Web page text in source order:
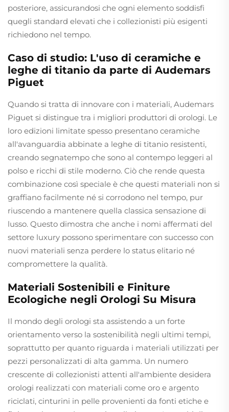
posteriore, assicurandosi che ogni elemento soddisfi
quegli standard elevati che i collezionisti più esigenti
richiedono nel tempo.
Caso di studio: L'uso di ceramiche e
leghe di titanio da parte di Audemars
Piguet
Quando si tratta di innovare con i materiali, Audemars
Piguet si distingue tra i migliori produttori di orologi. Le
loro edizioni limitate spesso presentano ceramiche
all'avanguardia abbinate a leghe di titanio resistenti,
creando segnatempo che sono al contempo leggeri al
polso e ricchi di stile moderno. Ciò che rende questa
combinazione così speciale è che questi materiali non si
graffiano facilmente né si corrodono nel tempo, pur
riuscendo a mantenere quella classica sensazione di
lusso. Questo dimostra che anche i nomi affermati del
settore luxury possono sperimentare con successo con
nuovi materiali senza perdere lo status elitario né
compromettere la qualità.
Materiali Sostenibili e Finiture
Ecologiche negli Orologi Su Misura
Il mondo degli orologi sta assistendo a un forte
orientamento verso la sostenibilità negli ultimi tempi,
soprattutto per quanto riguarda i materiali utilizzati per
pezzi personalizzati di alta gamma. Un numero
crescente di collezionisti attenti all'ambiente desidera
orologi realizzati con materiali come oro e argento
riciclati, cinturini in pelle provenienti da fonti etiche e